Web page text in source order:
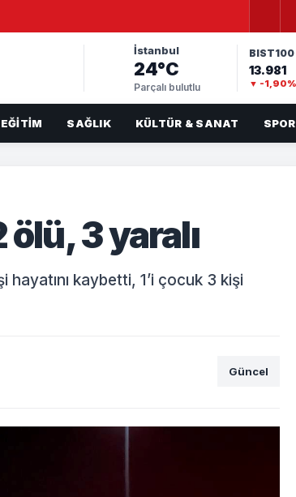
İstanbul
24°C
Parçalı bulutlu
BIST100
13.981
▼ -1,90%
EĞITIM SAĞLIK KÜLTÜR & SANAT SPOR
ölü, 3 yaralı
hayatını kaybetti, 1’i çocuk 3 kişi
Güncel